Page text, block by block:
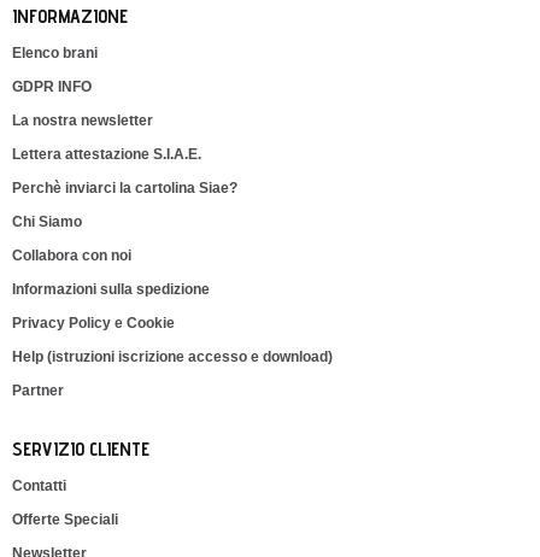
INFORMAZIONE
Elenco brani
GDPR INFO
La nostra newsletter
Lettera attestazione S.I.A.E.
Perchè inviarci la cartolina Siae?
Chi Siamo
Collabora con noi
Informazioni sulla spedizione
Privacy Policy e Cookie
Help (istruzioni iscrizione accesso e download)
Partner
SERVIZIO CLIENTE
Contatti
Offerte Speciali